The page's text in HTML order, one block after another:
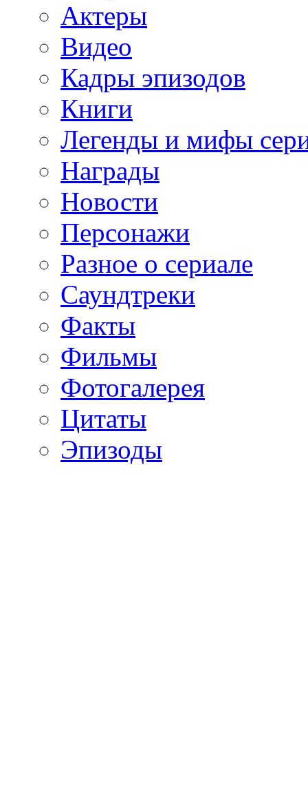
Актеры
Видео
Кадры эпизодов
Книги
Легенды и мифы
Награды
Новости
Персонажи
Разное о сериале
Саундтреки
Факты
Фильмы
Фотогалерея
Цитаты
Эпизоды